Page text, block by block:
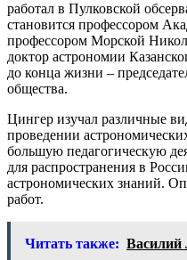
работал в Пулковской
становится профессором
профессором Морской
доктор астрономии
до конца жизни –
общества.
Цингер изучал различные
проведении
большую педагогическую
для распространения в
астрономических знаний.
работ.
Читать также: Василий